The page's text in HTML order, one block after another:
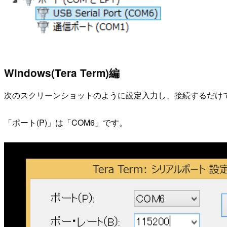
Windows(Tera Term)編
次のスクリーンショットのように設定入力し、接続するだけ
「ポート(P)」は「COM6」です。